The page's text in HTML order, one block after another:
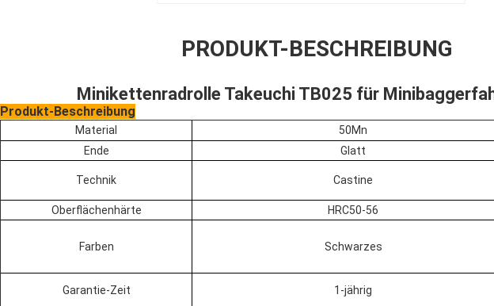
PRODUKT-BESCHREIBUNG
Minikettenradrolle Takeuchi TB025 für
Produkt-Beschreibung
Material
50Mn
Ende
Glatt
Technik Castine
Oberflächenhärte HRC50-56
Farben Schwarzes
Garantie-Zeit 1-jährig